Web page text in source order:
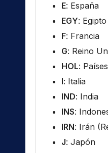
E: España
EGY: Egipto
F: Francia
G: Reino
HOL:
I: Italia
IND: India
INS:
IRN: Irán
J: Japón